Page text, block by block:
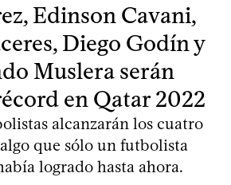
Edinson Cavani,
Diego Godín y
Muslera serán
en Qatar 2022
alcanzarán los cuatro
que sólo un futbolista
logrado hasta ahora.